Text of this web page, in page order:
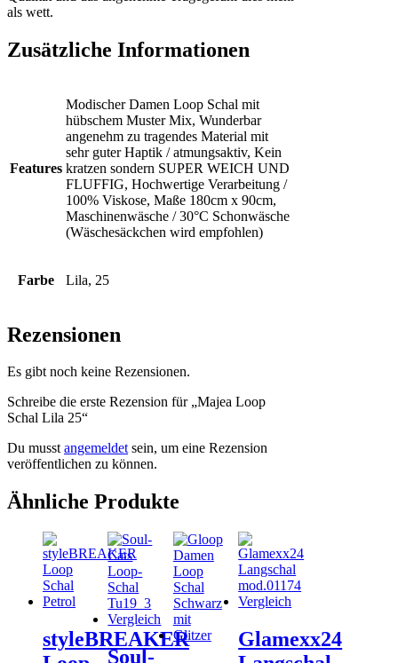
als wett.
Zusätzliche Informationen
Features
Modischer Damen Loop Schal mit
hübschem Muster Mix, Wunderbar
angenehm zu tragendes Material mit
sehr guter Haptik / atmungsaktiv, Kein
kratzen sondern SUPER WEICH UND
FLUFFIG, Hochwertige Verarbeitung /
100% Viskose, Maße 180cm x 90cm,
Maschinenwäsche / 30°C Schonwäsche
(Wäschesäckchen wird empfohlen)
Farbe Lila, 25
Rezensionen
Es gibt noch keine Rezensionen.
Schreibe die erste Rezension für „Majea Loop
Schal Lila 25“
Du musstangemeldetsein, um eine Rezension
veröffentlichen zu können.
Ähnliche Produkte
styleBREAKER
Soul-
Glamexx24